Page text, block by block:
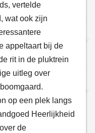
vertelde
wat ook zijn
appeltaart bij de
rit in de pluktrein
uitleg over
op een plek langs
Heerlijkheid
de